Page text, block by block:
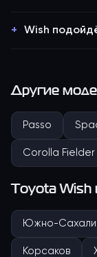
Wish
Другие
Passo
Corolla Fielder
Toyota Wish
Южно-
Корсаков